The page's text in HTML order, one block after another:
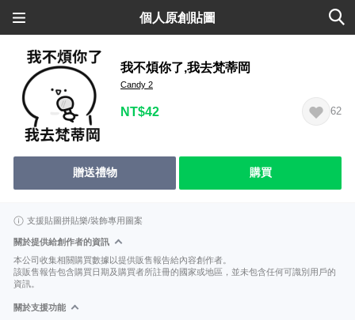
個人原創貼圖
我不煩你了,我去梵蒂岡
Candy 2
NT$42 62
贈送禮物 購買
支援貼圖拼貼樂/裝飾專用圖案
關於提供給創作者的資訊
本公司收集相關購買數據以提供販售報告給內容創作者。
該販售報告包含購買日期及購買者所註冊的國家或地區，並未包含任何可識別用戶的
資訊。
關於支援功能